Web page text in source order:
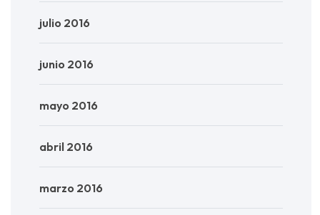
julio 2016
junio 2016
mayo 2016
abril 2016
marzo 2016